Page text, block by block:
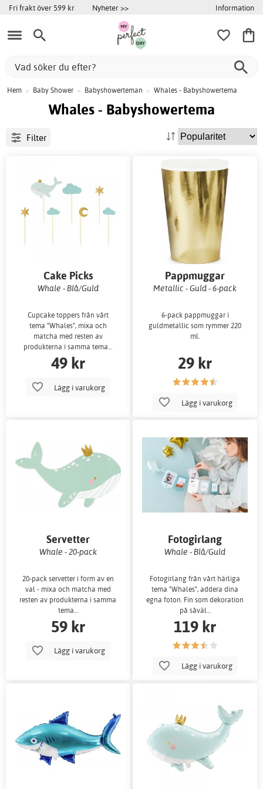
Fri frakt över 599 kr Nyheter >> Information
Hem > Baby Shower > Babyshowerteman > Whales - Babyshowertema
Whales - Babyshowertema
Filter
Cake Picks
Whale - Blå/Guld
Cupcake toppers från vårt
tema "Whales", mixa och
matcha med resten av
produkterna i samma tema…
49 kr
Lägg i varukorg
Pappmuggar
Metallic - Guld - 6-pack
6-pack pappmuggar i
guldmetallic som rymmer 220
ml.
29 kr
Lägg i varukorg
Servetter
Whale - 20-pack
20-pack servetter i form av en
val - mixa och matcha med
resten av produkterna i samma
tema…
59 kr
Lägg i varukorg
Fotogirlang
Whale - Blå/Guld
Fotogirlang från vårt härliga
tema "Whales", addera dina
egna foton. Fin som dekoration
på såväl…
119 kr
Lägg i varukorg